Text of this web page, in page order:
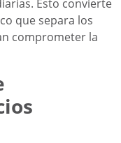
Esto convierte
que separa los
comprometer la